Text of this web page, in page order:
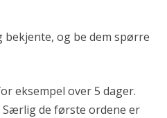
bekjente, og be dem spørre
eksempel over 5 dager.
Særlig de første ordene er